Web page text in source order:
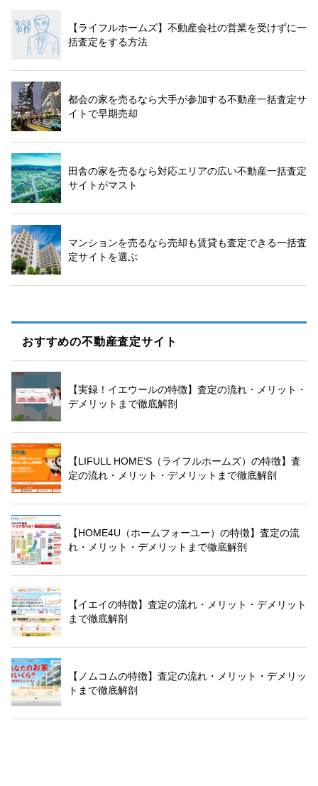
【ライフルホームズ】不動産会社の営業を受けずに一
括査定をする方法
都会の家を売るなら大手が参加する不動産一括査定サ
イトで早期売却
田舎の家を売るなら対応エリアの広い不動産一括査定
サイトがマスト
マンションを売るなら売却も賃貸も査定できる一括査
定サイトを選ぶ
おすすめの不動産査定サイト
【実録！イエウールの特徴】査定の流れ・メリット・
デメリットまで徹底解剖
【LIFULL HOME’S（ライフルホームズ）の特徴】査
定の流れ・メリット・デメリットまで徹底解剖
【HOME4U（ホームフォーユー）の特徴】査定の流
れ・メリット・デメリットまで徹底解剖
【イエイの特徴】査定の流れ・メリット・デメリット
まで徹底解剖
【ノムコムの特徴】査定の流れ・メリット・デメリッ
トまで徹底解剖